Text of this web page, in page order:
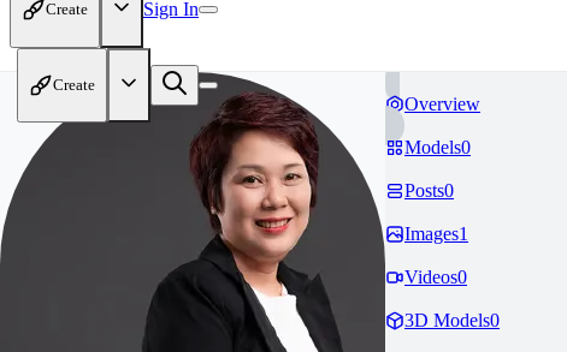
Create Sign In
Create
Overview
Models0
Posts0
Images1
Videos0
3D Models0